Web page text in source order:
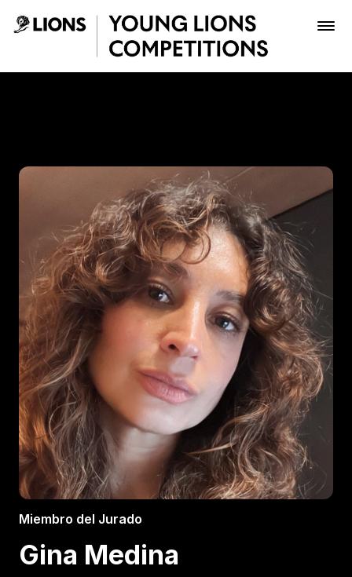
Saltar al contenido principal
Inscribir
Boletería
Miembro del Jurado
Gina Medina